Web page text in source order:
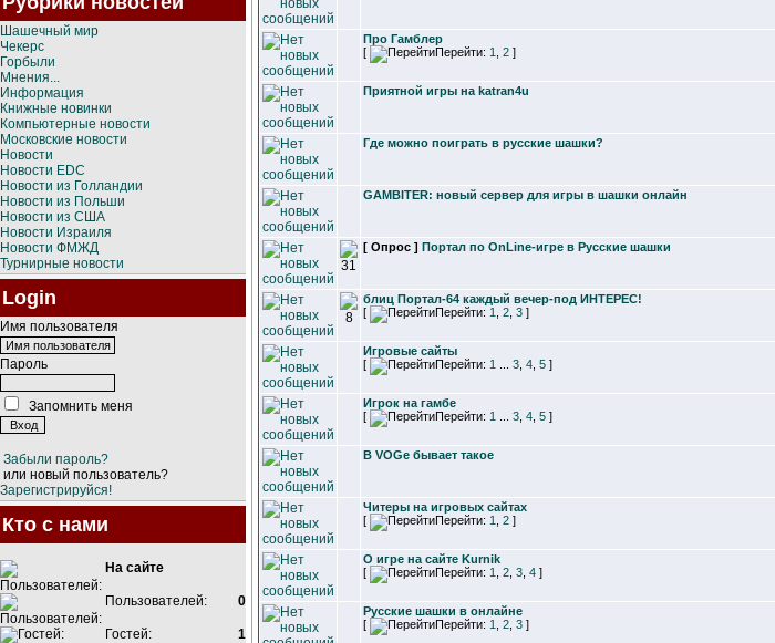
Шашечный мир
Чекерс
Горбыли
Мнения...
Информация
Книжные новинки
Компьютерные новости
Московские новости
Новости
Новости EDC
Новости из Голландии
Новости из Польши
Новости из США
Новости Израиля
Новости ФМЖД
Турнирные новости
Login
Имя пользователя
Пароль
Запомнить меня
Забыли пароль?
или новый пользователь?
Зарегистрируйся!
Кто с нами
На сайте
Пользователей: 0
Гостей:
1
Про Гамблер
[
Перейти: 1 2 ]
Приятной игры на katran4u
Где можно поиграть в русские шашки?
GAMBITER: новый сервер для игры в шашки онлайн
[ Опрос ] Портал по OnLine-игре в Русские шашки
блиц Портал-64 каждый вечер-под ИНТЕРЕС!
[
Перейти: 1 2 3 ]
Игровые сайты
[
Перейти: 1 3 4 5 ]
Игрок на гамбе
[
Перейти: 1 3 4 5 ]
В VOGе бывает такое
Читеры на игровых сайтах
[
Перейти: 1 2 ]
О игре на сайте Kurnik
[
Перейти: 1 2 3 4 ]
Русские шашки в онлайне
[
Перейти: 1 2 3 ]